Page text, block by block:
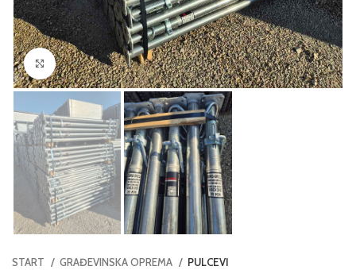
Click to enlarge
START GRAĐEVINSKA OPREMA PULCEVI